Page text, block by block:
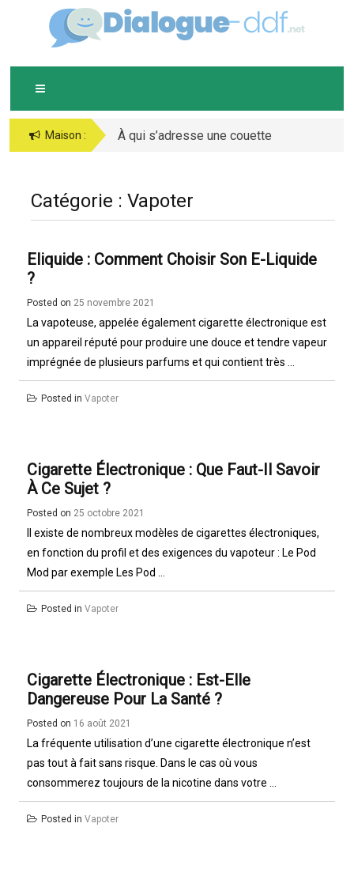
DIALOGUE-DDF.NET
Maison :
À qui s’adresse une couette
Bijoux argent : comment
Catégorie : Vapoter
Eliquide : Comment Choisir Son E-Liquide
?
Posted on 25 novembre 2021
La vapoteuse, appelée également cigarette électronique est
un appareil réputé pour produire une douce et tendre vapeur
imprégnée de plusieurs parfums et qui contient très ...
Posted in Vapoter
Cigarette Électronique : Que Faut-Il Savoir
À Ce Sujet ?
Posted on 25 octobre 2021
Il existe de nombreux modèles de cigarettes électroniques,
en fonction du profil et des exigences du vapoteur : Le Pod
Mod par exemple Les Pod ...
Posted in Vapoter
Cigarette Électronique : Est-Elle
Dangereuse Pour La Santé ?
Posted on 16 août 2021
La fréquente utilisation d’une cigarette électronique n’est
pas tout à fait sans risque. Dans le cas où vous
consommerez toujours de la nicotine dans votre ...
Posted in Vapoter